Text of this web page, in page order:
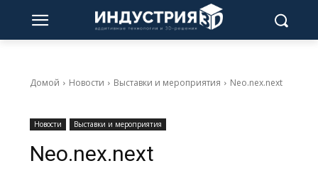
Домой Новости Выставки и мероприятия Neo.nex.next
Новости Выставки и мероприятия
Neo.nex.next